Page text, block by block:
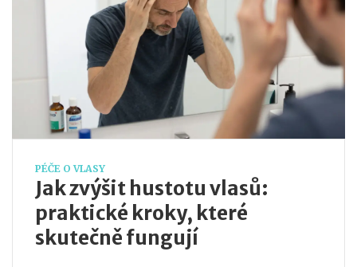
PÉČE O VLASY
Jak zvýšit hustotu vlasů:
praktické kroky, které
skutečně fungují